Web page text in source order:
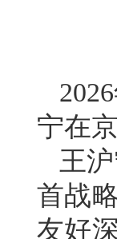
宁在
王
首战
友好